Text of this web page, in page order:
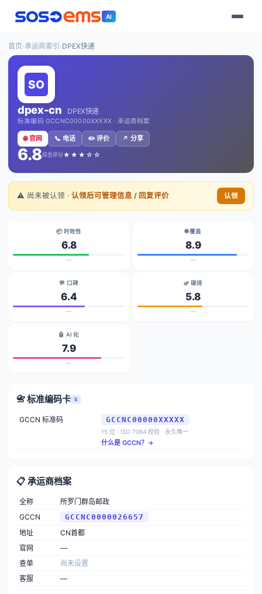
AI
首页›承运商索引 ›DPEX快递
dpex-cn DPEX快递
标准编码 GCCNC00000XXXXX · 承运商档案
🌐 官网 📞 电话 ✏️ 评价 ↗️ 分享
6.8综合评分★★★☆☆
⚠️ 尚未被认领 · 认领后可管理信息 / 回复评价 认领
📦 时效性
6.8
—
🌐 覆盖
8.9
—
💬 口碑
6.4
—
🌿 碳排
5.8
—
🤖 AI 化
7.9
—
📇 标准编码卡 S
GCCN 标准码 GCCNC00000XXXXX
15 位 · ISO 7064 校验 · 永久唯一
什么是 GCCN？→
📋 承运商档案
全称
所罗门群岛邮政
GCCN
GCCNC0000026657
地址
CN首都
官网
—
查单
尚未设置
客服
—